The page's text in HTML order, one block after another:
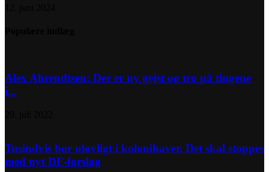
Alex Ahrendtsen: Der er ny gejst og tro på tingene
i...
Tusindvis bor ulovligt i kolonihaver. Det skal stoppes
med nyt DF-forslag